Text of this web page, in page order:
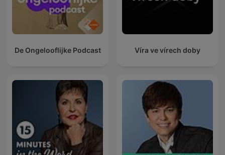
De Ongelooflijke Podcast Víra ve vírech doby